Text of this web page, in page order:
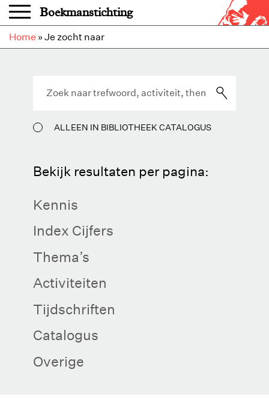
Overslaan en naar de inhoud gaan
Boekmanstichting
Home » Je zocht naar
ALLEEN IN BIBLIOTHEEK CATALOGUS
Bekijk resultaten per pagina:
Kennis
Index Cijfers
Thema’s
Activiteiten
Tijdschriften
Catalogus
Overige